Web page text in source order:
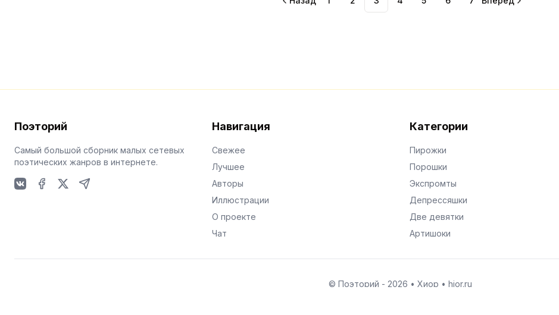
Поэторий
Самый большой сборник малых сетевых
поэтических жанров в интернете.
Навигация
Свежее
Лучшее
Авторы
Иллюстрации
О проекте
Чат
Категории
Пирожки
Порошки
Экспромты
Депрессяшки
Две девятки
Артишоки
© Поэторий - 2026 • Хиор • hior.ru